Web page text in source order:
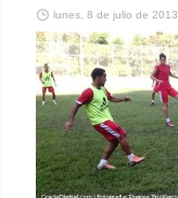
lunes, 8 de julio de 2013